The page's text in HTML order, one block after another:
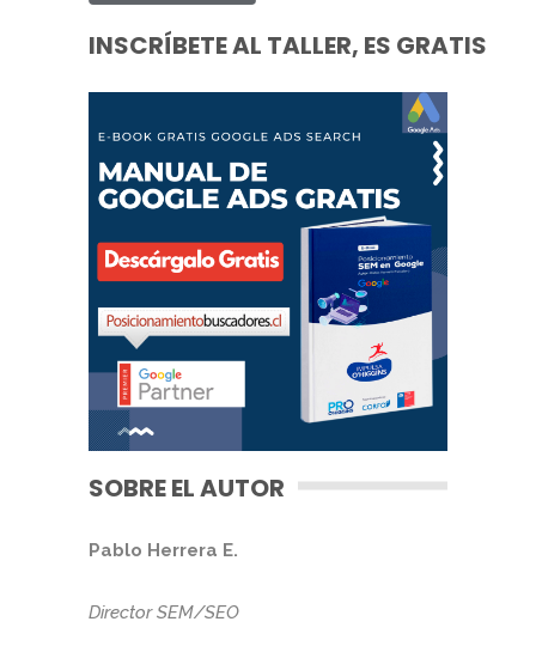
INSCRÍBETE AL TALLER, ES GRATIS
SOBRE EL AUTOR
Pablo Herrera E.
Director SEM/SEO